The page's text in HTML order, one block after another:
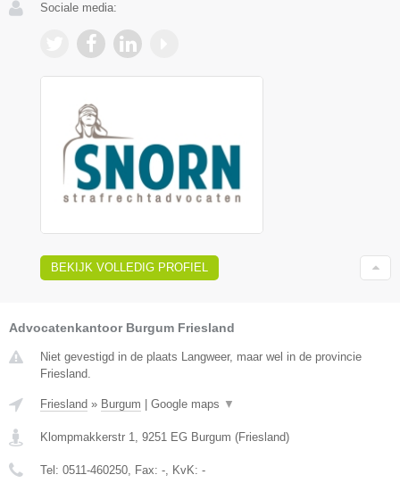
Sociale media:
BEKIJK VOLLEDIG PROFIEL
Advocatenkantoor Burgum Friesland
Niet gevestigd in de plaats Langweer, maar wel in de provincie
Friesland.
Friesland » Burgum | Google maps ▼
Klompmakkerstr 1 9251 EG Burgum (Friesland)
Tel: 0511-460250 , Fax: - , KvK: -